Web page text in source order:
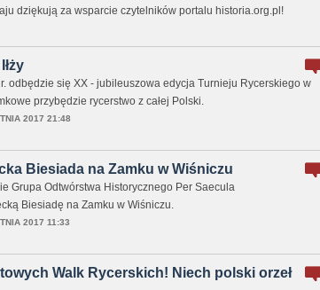
dziękują za wsparcie czytelników portalu historia.org.pl!
odbędzie się XX - jubileuszowa edycja Turnieju Rycerskiego w
przybędzie rycerstwo z całej Polski.
2017 21:48
Biesiada na Zamku w Wiśniczu
Grupa Odtwórstwa Historycznego Per Saecula
Biesiadę na Zamku w Wiśniczu.
2017 11:33
Walk Rycerskich! Niech polski orzeł